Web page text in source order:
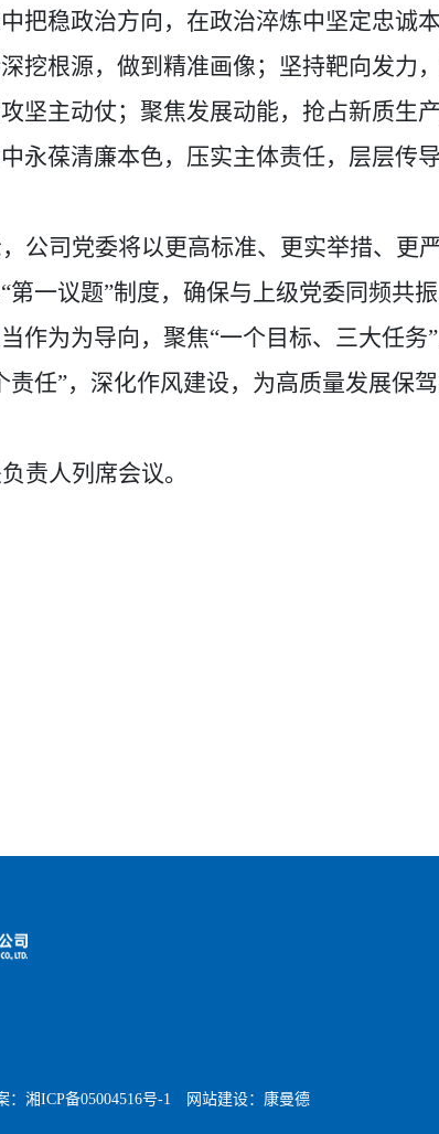
把稳政治方向 ， 在政治淬炼中坚定忠诚
挖根源，做到精准画像；坚持靶向发力
坚主动仗；聚焦发展动能，抢占新质生
永葆清廉本色， 压实主体责任，层层传
公司党委将以更高标准、更实举措、
“第一议题”制度，确保与上级党委同频共
作为为导向，聚焦“一个目标、三大任
任”，深化作风建设，为高质量发展保
负责人列席会议。
：湘ICP备05004516号-1 网站建设： 康曼德